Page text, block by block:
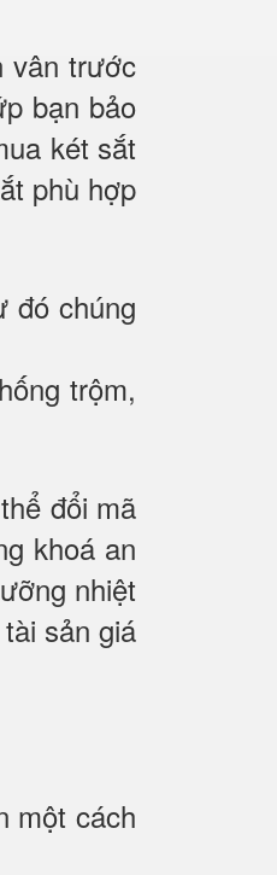
vân trước
bạn bảo
két sắt
phù hợp
đó chúng
trộm,
đổi mã
khoá an
nhiệt
sản giá
một cách